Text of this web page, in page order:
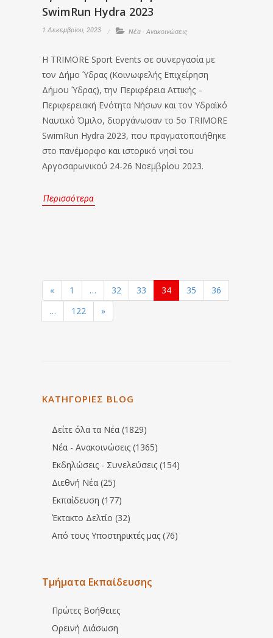
SwimRun Hydra 2023
1 Δεκεμβρίου, 2023 Νέα - Ανακοινώσεις
Η TRIMORE Sport Events σε συνεργασία με
τον Δήμο Ύδρας (Κοινωφελής Επιχείρηση
Δήμου Ύδρας), την Περιφέρεια Αττικής –
Περιφερειακή Ενότητα Νήσων και τον Yδραϊκό
Ναυτικό Όμιλο, διοργάνωσαν το 5ο TRIMORE
SwimRun Hydra 2023, που πραγματοποιήθηκε
στο πανέμορφο και ιστορικό νησί του
Αργοσαρωνικού 24-26 Νοεμβρίου 2023.
Περισσότερα
« 1 … 32 33 34 35
36
…
122 »
ΚΑΤΗΓΟΡΙΕΣ BLOG
Δείτε όλα τα Νέα (1829)
Νέα - Ανακοινώσεις (1365)
Εκδηλώσεις - Συνελεύσεις (154)
Διεθνή Νέα (25)
Εκπαίδευση (177)
Έκτακτο Δελτίο (32)
Από τους Υποστηρικτές μας (76)
Τμήματα Εκπαίδευσης
Πρώτες Βοήθειες
Ορεινή Διάσωση